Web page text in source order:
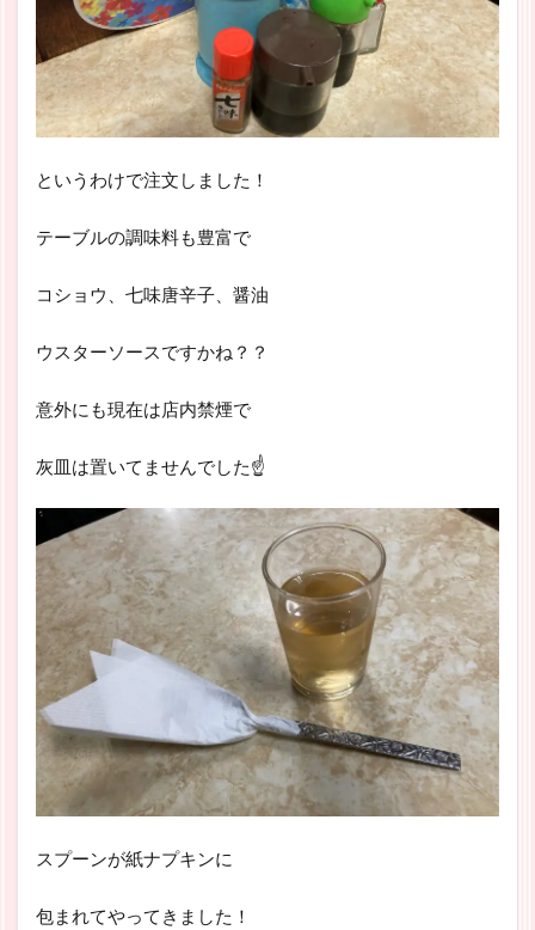
というわけで注文しました！
テーブルの調味料も豊富で
コショウ、七味唐辛子、醤油
ウスターソースですかね？？
意外にも現在は店内禁煙で
灰皿は置いてませんでした☝
スプーンが紙ナプキンに
包まれてやってきました！